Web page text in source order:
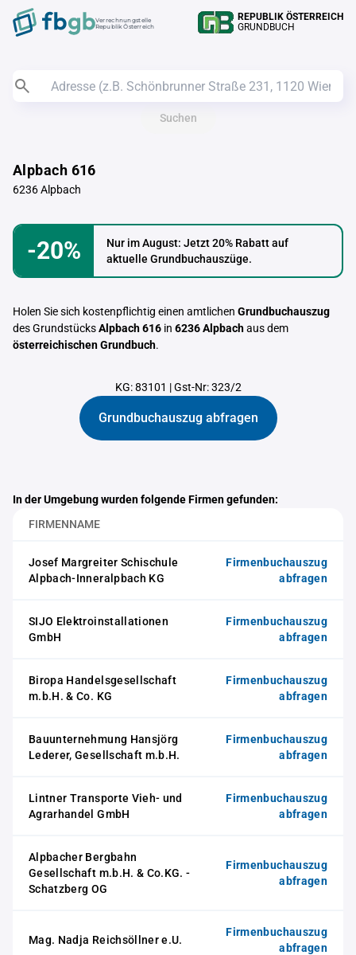
Verrechnungstelle
Republik Österreich
REPUBLIK ÖSTERREICH
GRUNDBUCH
Suchen
Alpbach 616
6236 Alpbach
-20%
Nur im August: Jetzt 20% Rabatt auf
aktuelle Grundbuchauszüge.
Holen Sie sich kostenpflichtig einen amtlichen Grundbuchauszug
des GrundstücksAlpbach 616 in 6236 Alpbachaus dem
österreichischen Grundbuch.
KG: 83101 |Gst-Nr: 323/2
Grundbuchauszug abfragen
In der Umgebung wurden folgende Firmen gefunden:
FIRMENNAME
Josef Margreiter Schischule
Alpbach-Inneralpbach KG
Firmenbuchauszug
abfragen
SIJO Elektroinstallationen
GmbH
Firmenbuchauszug
abfragen
Biropa Handelsgesellschaft
m.b.H. & Co. KG
Firmenbuchauszug
abfragen
Bauunternehmung Hansjörg
Lederer, Gesellschaft m.b.H.
Firmenbuchauszug
abfragen
Lintner Transporte Vieh- und
Agrarhandel GmbH
Firmenbuchauszug
abfragen
Alpbacher Bergbahn
Gesellschaft m.b.H. & Co.KG. -
Schatzberg OG
Firmenbuchauszug
abfragen
Mag. Nadja Reichsöllner e.U.
Firmenbuchauszug
abfragen